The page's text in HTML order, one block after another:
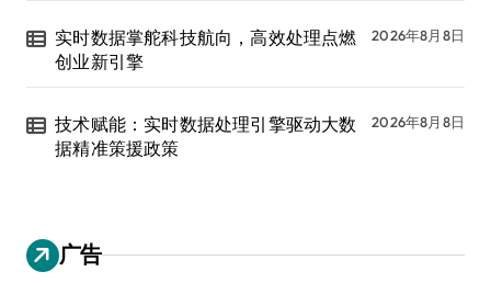
实时数据掌舵科技航向，高效处理点燃
创业新引擎
2026年8月8日
技术赋能：实时数据处理引擎驱动大数
据精准策援政策
2026年8月8日
广告